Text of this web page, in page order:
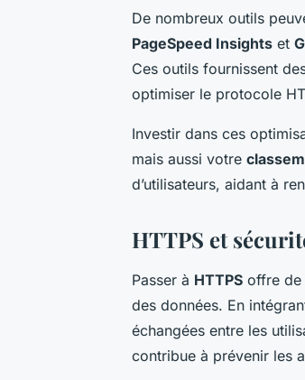
De nombreux outils
PageSpeed Insights et
Ces outils fournissent
optimiser le protocole
Investir dans ces
mais aussi votre
d’utilisateurs, aidant à
HTTPS et
Passer à HTTPS offre de
des données. En
échangées entre les
contribue à prévenir les